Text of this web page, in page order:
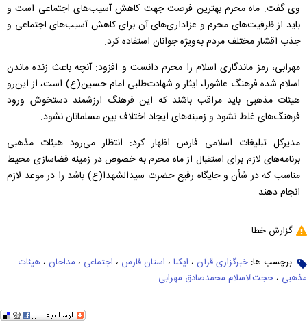
وی گفت: ماه محرم بهترین فرصت جهت کاهش آسیب‌های اجتماعی است و
باید از ظرفیت‌های محرم و عزاداری‌های آن برای کاهش آسیب‌های اجتماعی و
جذب اقشار مختلف مردم به‌ویژه جوانان استفاده کرد.
مهرابی، رمز ماندگاری اسلام را محرم دانست و افزود: آنچه باعث زنده ماندن
اسلام شده فرهنگ عاشورا، ایثار و شهادت‌طلبی امام حسین(ع) است، از این‌رو
هیئات مذهبی باید مراقب باشند که این فرهنگ ارزشمند دستخوش ورود
فرهنگ‌های غلط نشود و زمینه‌های ایجاد اختلاف بین مسلمانان نشود.
مدیركل تبلیغات اسلامی فارس اظهار كرد: انتظار می‌رود هیئات مذهبی
برنامه‌های لازم برای استقبال از ماه محرم به خصوص در زمینه فضاسازی محیط
مناسب که در شأن و جایگاه رفیع حضرت سیدالشهدا(ع) باشد را در موعد لازم
انجام دهند.
گزارش خطا
برچسب ها: خبرگزاری قرآن ، ایکنا ، استان فارس ، اجتماعی ، مداحان ، هیئات
مذهبی ، حجت‌الاسلام محمدصادق مهرابی